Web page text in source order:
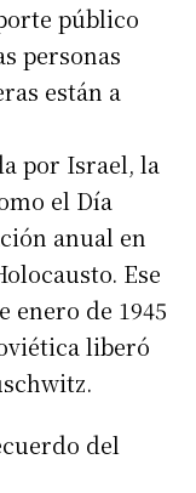
público
personas
están a
por Israel, la
el Día
anual en
Ese
enero de 1945
liberó
del